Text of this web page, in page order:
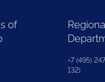
of
+7 (495)
132)